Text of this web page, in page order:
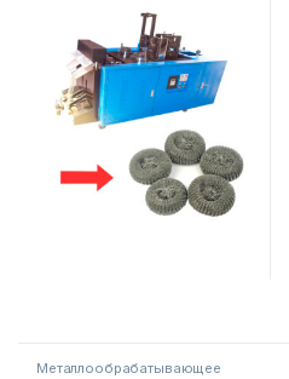
Металлообрабатывающее